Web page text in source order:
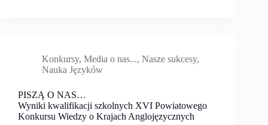
Konkursy, Media o nas..., Nasze sukcesy,
Nauka Języków
PISZĄ O NAS…
Wyniki kwalifikacji szkolnych XVI Powiatowego
Konkursu Wiedzy o Krajach Anglojęzycznych